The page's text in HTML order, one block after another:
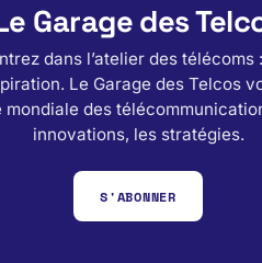
Garage des
dans l’atelier des télécoms
Le Garage des Telcos
mondiale des
innovations, les stratégies.
S'ABONNER